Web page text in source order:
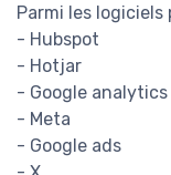
Parmi les
- Hubspot
- Hotjar
- Google analytics
- Meta
- Google ads